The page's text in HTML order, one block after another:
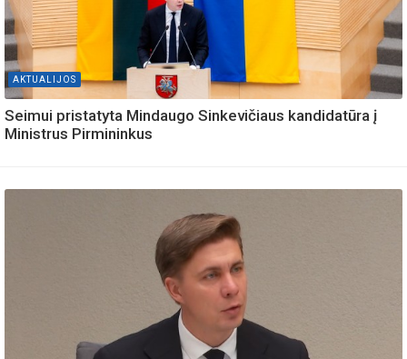
AKTUALIJOS
Seimui pristatyta Mindaugo Sinkevičiaus kandidatūra į
Ministrus Pirmininkus